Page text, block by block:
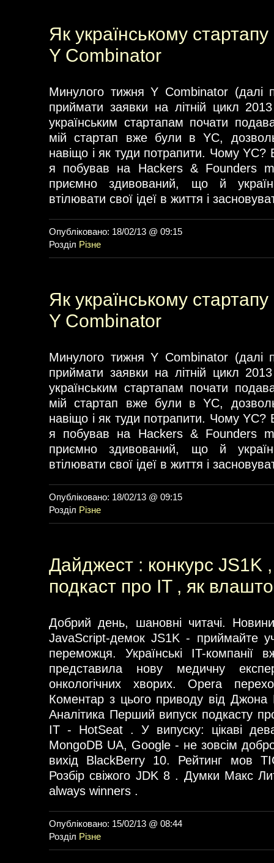
Як українському
Y Combinator
Минулого тижня Y Combinator (далі
приймати заявки на літній цикл
українським стартапам почати
мій стартап вже були в YC,
навіщо і як туди потрапити. Чому YC?
я побував на Hackers & Founders
приємно здивований, що й
втілювати свої ідеї в життя і
Опубліковано: 18/02/13 @ 09:15
Розділ Різне
Як українському
Y Combinator
Минулого тижня Y Combinator (далі
приймати заявки на літній цикл
українським стартапам почати
мій стартап вже були в YC,
навіщо і як туди потрапити. Чому YC?
я побував на Hackers & Founders
приємно здивований, що й
втілювати свої ідеї в життя і
Опубліковано: 18/02/13 @ 09:15
Розділ Різне
Дайджест : конкурс JS1K
подкаст про IT , як
Добрий день, шановні читачі.
JavaScript-демок JS1K - приймайте
переможця. Українські IT-компанії
представила нову медичну
онкологічних хворих. Opera
Коментар з цього приводу від Джона
Аналітика Перший випуск подкасту про
IT - HotSeat . У випуску: цікаві
MongoDB UA, Google - не зовсім
вихід BlackBerry 10. Рейтинг мов
Розбір свіжого JDK 8 . Думки Макс
always winners .
Опубліковано: 15/02/13 @ 08:44
Розділ Різне